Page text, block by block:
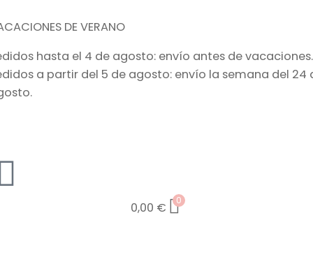
DE VERANO
hasta el 4 de agosto: envío antes de vacaciones.
a partir del 5 de agosto: envío la semana del 24
0,00 € 0